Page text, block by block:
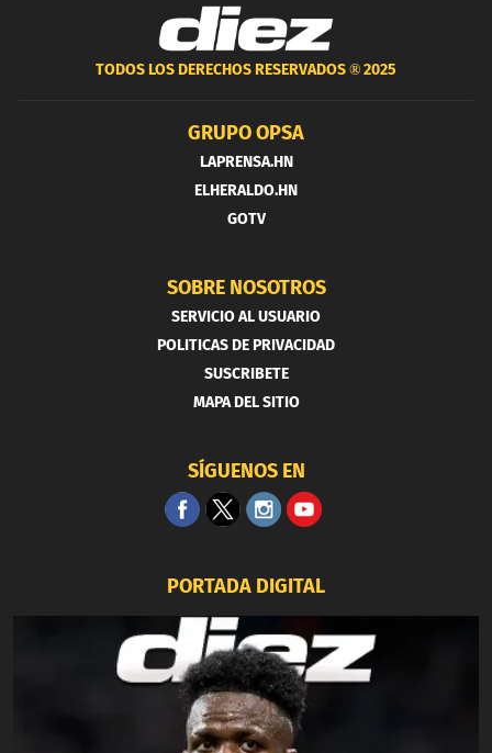
TODOS LOS DERECHOS RESERVADOS ®2025
GRUPO OPSA
LAPRENSA.HN
ELHERALDO.HN
GOTV
SOBRE NOSOTROS
SERVICIO AL USUARIO
POLITICAS DE PRIVACIDAD
SUSCRIBETE
MAPA DEL SITIO
SÍGUENOS EN
PORTADA DIGITAL